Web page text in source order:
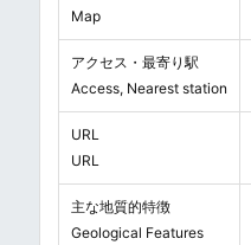
Map
アクセス・最寄り駅
Access, Nearest station
URL
URL
主な地質的特徴
Geological Features